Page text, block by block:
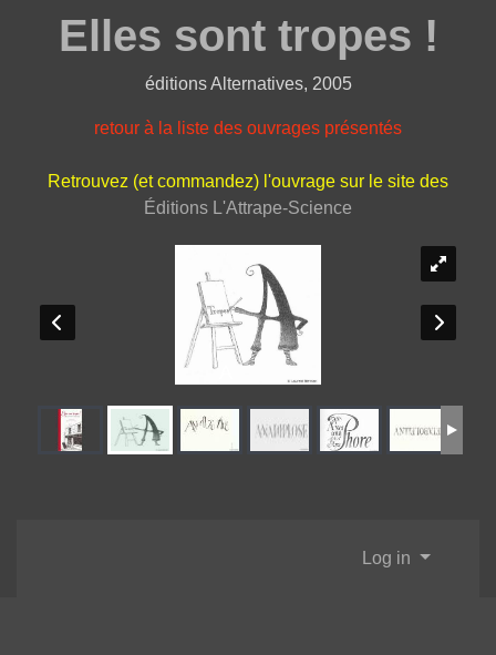
Elles sont tropes !
éditions Alternatives, 2005
retour à la liste des ouvrages présentés
Retrouvez (et commandez) l'ouvrage sur le site des
Éditions L'Attrape-Science
Log in